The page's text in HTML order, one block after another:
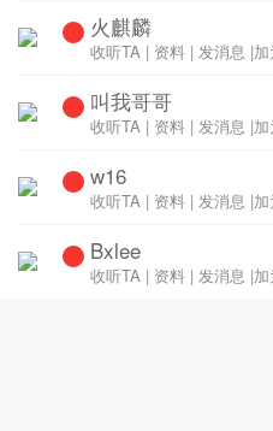
火麒麟
收听TA | 资料 | 发消息 |
叫我哥哥
收听TA | 资料 | 发消息 |
w16
收听TA | 资料 | 发消息 |
Bxlee
收听TA | 资料 | 发消息 |